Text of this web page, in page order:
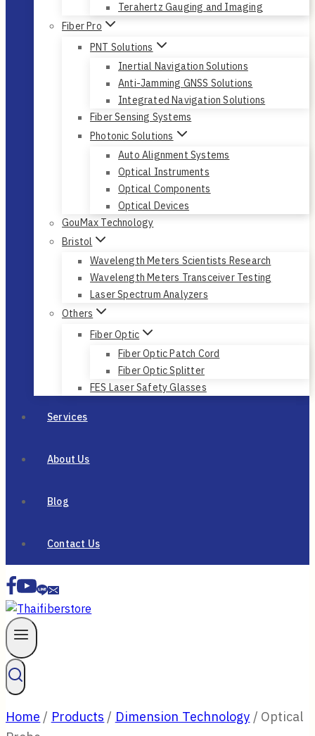
Terahertz Gauging and Imaging
Fiber Pro
PNT Solutions
Inertial Navigation Solutions
Anti-Jamming GNSS Solutions
Integrated Navigation Solutions
Fiber Sensing Systems
Photonic Solutions
Auto Alignment Systems
Optical Instruments
Optical Components
Optical Devices
GouMax Technology
Bristol
Wavelength Meters Scientists Research
Wavelength Meters Transceiver Testing
Laser Spectrum Analyzers
Others
Fiber Optic
Fiber Optic Patch Cord
Fiber Optic Splitter
FES Laser Safety Glasses
Services
About Us
Blog
Contact Us
Home / Products / Dimension Technology / Optical